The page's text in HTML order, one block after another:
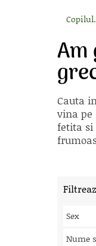
Am
Cauta
vina pe
fetita si
Sex
Nume